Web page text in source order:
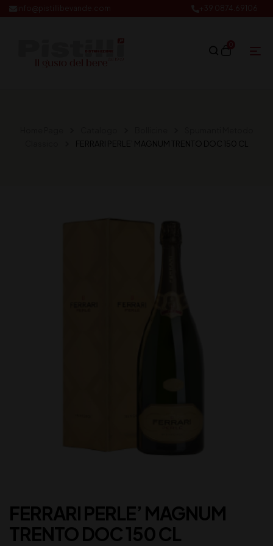
FERRARI PERLE’ MAGNUM TRENTO DOC 150 CL
FERRARI PERLE’ MAGNUM
TRENTO DOC 150 CL